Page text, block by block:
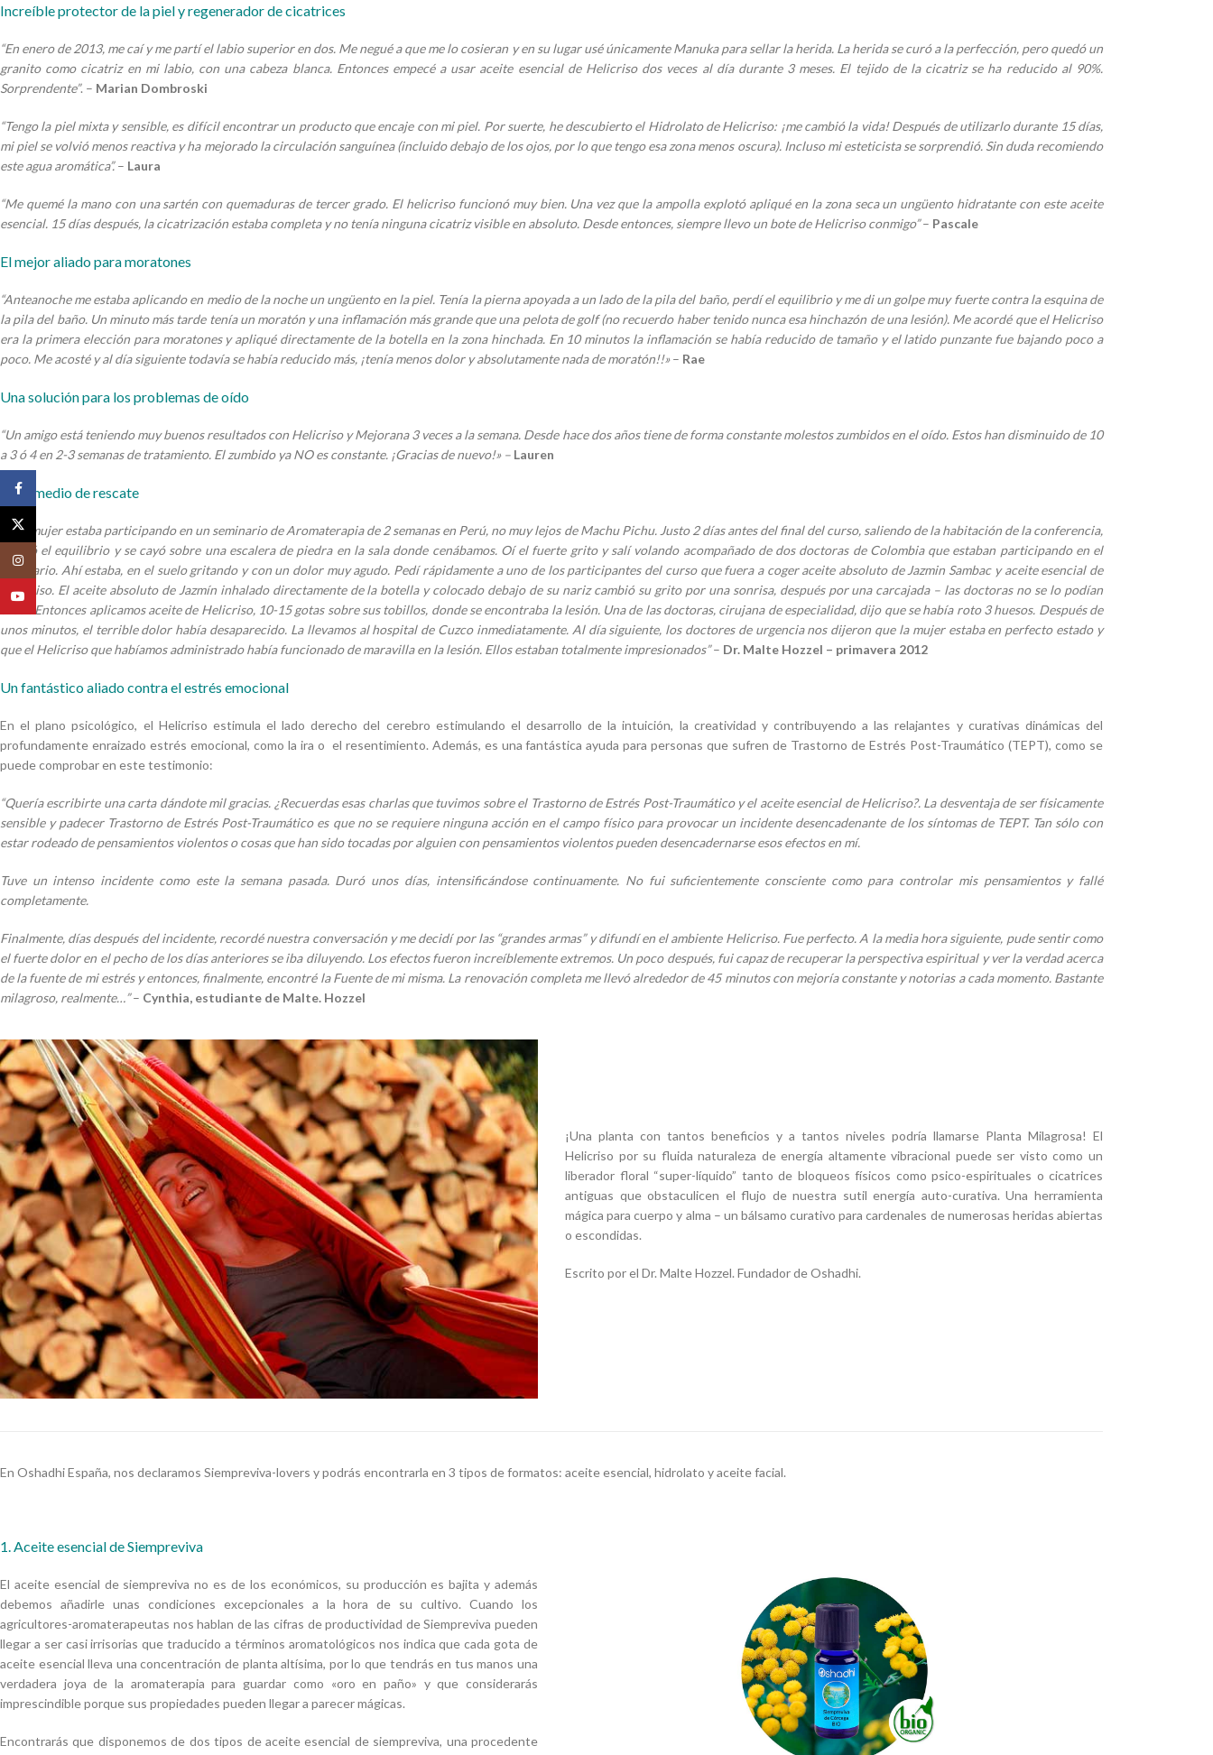
Increíble protector de la pielyregenerador de cicatrices
“En enero de 2013, me caí y me partí el labio superior en dos. Me negué a que me lo cosieran y en su lugar usé únicamente Manuka para sellar la herida. La herida se curó a la perfección, pero quedó un
granito como cicatriz en mi labio, con una cabeza blanca. Entonces empecé a usar aceite esencial de Helicriso dos veces al día durante 3 meses. El tejido de la cicatriz se ha reducido al 90%.
Sorprendente”. – Marian Dombroski
“Tengo la piel mixta y sensible, es difícil encontrar un producto que encaje con mi piel. Por suerte, he descubierto el Hidrolato de Helicriso: ¡me cambió la vida! Después de utilizarlo durante 15 días,
mi piel se volvió menos reactiva y ha mejorado la circulación sanguínea (incluido debajo de los ojos, por lo que tengo esa zona menos oscura). Incluso mi esteticista se sorprendió. Sin duda recomiendo
este agua aromática”.– Laura
“Me quemé la mano con una sartén con quemaduras de tercer grado. El helicriso funcionó muy bien. Una vez que la ampolla explotó apliqué en la zona seca un ungüento hidratante con este aceite
esencial. 15 días después, la cicatrización estaba completa y no tenía ninguna cicatriz visible en absoluto. Desde entonces, siempre llevo un bote de Helicriso conmigo”– Pascale
El mejor aliado para moratones
“Anteanoche me estaba aplicando en medio de la noche un ungüento en la piel. Tenía la pierna apoyada a un lado de la pila del baño, perdí el equilibrio y me di un golpe muy fuerte contra la esquina de
la pila del baño. Un minuto más tarde tenía un moratón y una inflamación más grande que una pelota de golf (no recuerdo haber tenido nunca esa hinchazón de una lesión). Me acordé que el Helicriso
era la primera elección para moratones y apliqué directamente de la botella en la zona hinchada. En 10 minutos la inflamación se había reducido de tamaño y el latido punzante fue bajando poco a
poco. Me acosté y al día siguiente todavía se había reducido más, ¡tenía menos dolor y absolutamente nada de moratón!!»– Rae
Una solución para los problemas de oído
“Un amigo está teniendo muy buenos resultados con Helicriso y Mejorana 3 veces a la semana. Desde hace dos años tiene de forma constante molestos zumbidos en el oído. Estos han disminuido de 10
a 3 ó 4 en 2-3 semanas de tratamiento. El zumbido ya NO es constante. ¡Gracias de nuevo!» – Lauren
Un remedio de rescate
“Una mujer estaba participando en un seminario de Aromaterapia de 2 semanas en Perú, no muy lejos de Machu Pichu. Justo 2 días antes del final del curso, saliendo de la habitación de la conferencia,
perdió el equilibrio y se cayó sobre una escalera de piedra en la sala donde cenábamos. Oí el fuerte grito y salí volando acompañado de dos doctoras de Colombia que estaban participando en el
seminario. Ahí estaba, en el suelo gritando y con un dolor muy agudo. Pedí rápidamente a uno de los participantes del curso que fuera a coger aceite absoluto de Jazmin Sambac y aceite esencial de
Helicriso. El aceite absoluto de Jazmín inhalado directamente de la botella y colocado debajo de su nariz cambió su grito por una sonrisa, después por una carcajada – las doctoras no se lo podían
creer. Entonces aplicamos aceite de Helicriso, 10-15 gotas sobre sus tobillos, donde se encontraba la lesión. Una de las doctoras, cirujana de especialidad, dijo que se había roto 3 huesos. Después de
unos minutos, el terrible dolor había desaparecido. La llevamos al hospital de Cuzco inmediatamente. Al día siguiente, los doctores de urgencia nos dijeron que la mujer estaba en perfecto estado y
que el Helicriso que habíamos administrado había funcionado de maravilla en la lesión. Ellos estaban totalmente impresionados”– Dr. Malte Hozzel – primavera 2012
Un fantástico aliado contra el estrés emocional
En el plano psicológico, el Helicriso estimula el lado derecho del cerebro estimulando el desarrollo de la intuición, la creatividad y contribuyendo a las relajantes y curativas dinámicas del
profundamente enraizado estrés emocional, como la ira o el resentimiento. Además, es una fantástica ayuda para personas que sufren de Trastorno de Estrés Post-Traumático (TEPT), como se
puede comprobar en este testimonio:
“Quería escribirte una carta dándote mil gracias. ¿Recuerdas esas charlas que tuvimos sobre el Trastorno de Estrés Post-Traumático y el aceite esencial de Helicriso?. La desventaja de ser físicamente
sensible y padecer Trastorno de Estrés Post-Traumático es que no se requiere ninguna acción en el campo físico para provocar un incidente desencadenante de los síntomas de TEPT. Tan sólo con
estar rodeado de pensamientos violentos o cosas que han sido tocadas por alguien con pensamientos violentos pueden desencadernarse esos efectos en mí.
Tuve un intenso incidente como este la semana pasada. Duró unos días, intensificándose continuamente. No fui suficientemente consciente como para controlar mis pensamientos y fallé
completamente.
Finalmente, días después del incidente, recordé nuestra conversación y me decidí por las “grandes armas” y difundí en el ambiente Helicriso. Fue perfecto. A la media hora siguiente, pude sentir como
el fuerte dolor en el pecho de los días anteriores se iba diluyendo. Los efectos fueron increíblemente extremos. Un poco después, fui capaz de recuperar la perspectiva espiritual y ver la verdad acerca
de la fuente de mi estrés y entonces, finalmente, encontré la Fuente de mi misma. La renovación completa me llevó alrededor de 45 minutos con mejoría constante y notorias a cada momento. Bastante
milagroso, realmente…”– Cynthia, estudiante de Malte. Hozzel
¡Una planta con tantos beneficios y a tantos niveles podría llamarse Planta Milagrosa! El
Helicriso por su fluida naturaleza de energía altamente vibracional puede ser visto como un
liberador floral “super-líquido” tanto de bloqueos físicos como psico-espirituales o cicatrices
antiguas que obstaculicen el flujo de nuestra sutil energía auto-curativa. Una herramienta
mágica para cuerpo y alma – un bálsamo curativo para cardenales de numerosas heridas abiertas
o escondidas.
Escrito por el Dr. Malte Hozzel. Fundador de Oshadhi.
En Oshadhi España, nos declaramos Siempreviva-lovers y podrás encontrarla en 3 tipos de formatos: aceite esencial, hidrolato y aceite facial.
1. Aceite esencial de Siempreviva
El aceite esencial de siempreviva no es de los económicos, su producción es bajita y además
debemos añadirle unas condiciones excepcionales a la hora de su cultivo. Cuando los
agricultores-aromaterapeutas nos hablan de las cifras de productividad de Siempreviva pueden
llegar a ser casi irrisorias que traducido a términos aromatológicos nos indica que cada gota de
aceite esencial lleva una concentración de planta altísima, por lo que tendrás en tus manos una
verdadera joya de la aromaterapia para guardar como «oro en paño» y que considerarás
imprescindible porque sus propiedades pueden llegar a parecer mágicas.
Encontrarás que disponemos de dos tipos de aceite esencial de siempreviva, una procedente
Facebook
Instagram
YouTube